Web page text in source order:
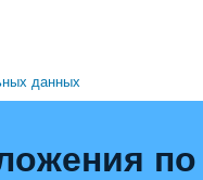
данных
по